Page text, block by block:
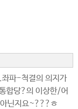
파-척결의 의지가
합당?의 이상한/어
닌지요~???ㅎ